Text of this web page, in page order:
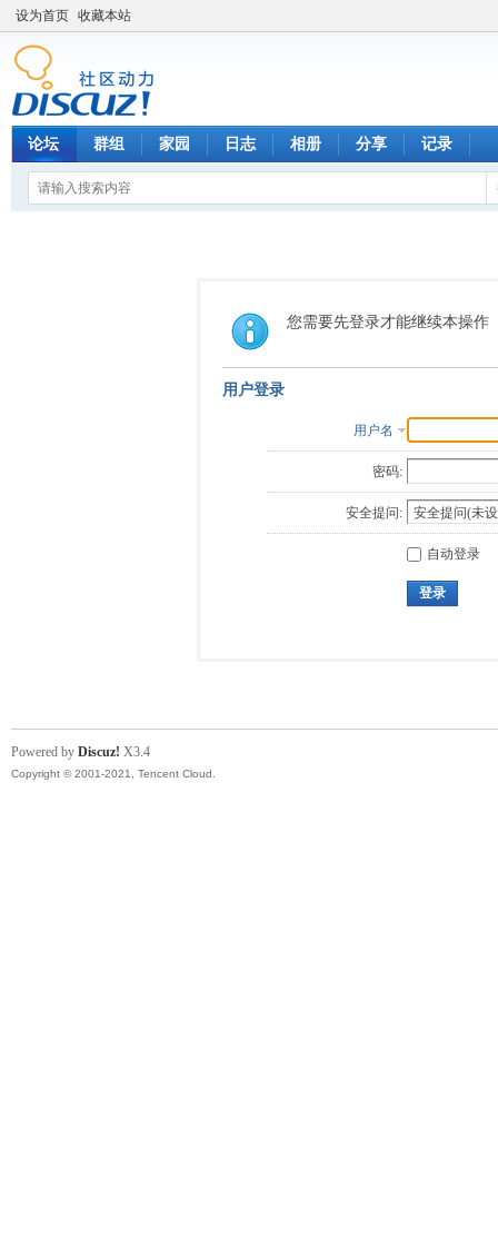
设为首页 收藏本站
论坛 群组 家园 日志 相册 分享 记录
您需要先登录才能继续本操作
用户登录
用户名
密码:
安全提问:
自动登录
登录
Powered by Discuz! X3.4
Copyright © 2001-2021, Tencent Cloud.